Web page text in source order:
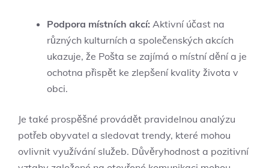
Podpora místních akcí: Aktivní účast na
různých kulturních a společenských akcích
ukazuje, že Pošta se zajímá o místní dění a je
ochotna přispět ke zlepšení kvality života v
obci.
Je také prospěšné provádět pravidelnou analýzu
potřeb obyvatel a sledovat trendy, které mohou
ovlivnit využívání služeb. Důvěryhodnost a pozitivní